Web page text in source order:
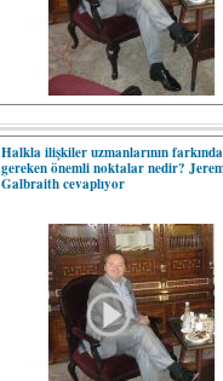
Halkla ilişkiler uzmanlarının farkında
gereken önemli noktalar nedir?
Galbraith cevaplıyor